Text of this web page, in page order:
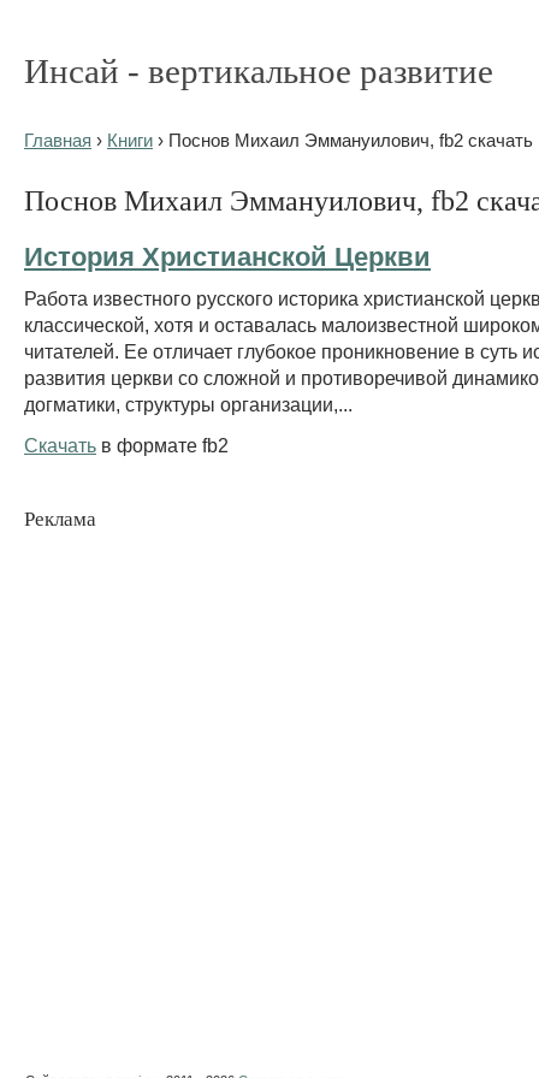
Инсай - вертикальное развитие
Главная › Книги › Поснов Михаил Эммануилович, fb2 скачать
Поснов Михаил Эммануилович, fb2
История Христианской Церкви
Работа известного русского историка христианской
классической, хотя и оставалась малоизвестной
читателей. Ее отличает глубокое проникновение в суть
развития церкви со сложной и противоречивой
догматики, структуры организации,...
Скачать в формате fb2
Реклама